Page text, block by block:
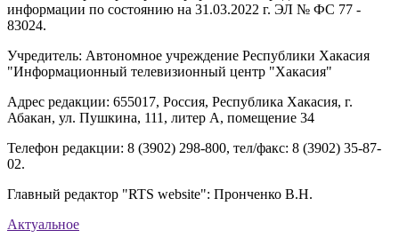
информации по состоянию на 31.03.2022 г. ЭЛ № ФС 77 -
83024.
Учредитель: Автономное учреждение Республики Хакасия
"Информационный телевизионный центр "Хакасия"
Адрес редакции: 655017, Россия, Республика Хакасия, г.
Абакан, ул. Пушкина, 111, литер А, помещение 34
Телефон редакции: 8 (3902) 298-800, тел/факс: 8 (3902) 35-87-
02.
Главный редактор "RTS website": Пронченко В.Н.
Актуальное